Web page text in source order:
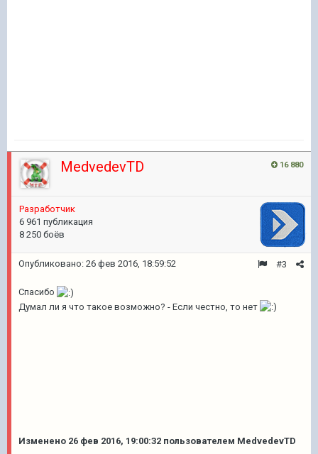
16 880
MedvedevTD
Разработчик
6 961 публикация
8 250 боёв
#3
Опубликовано: 26 фев 2016, 18:59:52
Спасибо
Думал ли я что такое возможно? - Если честно, то нет
Изменено 26 фев 2016, 19:00:32 пользователем MedvedevTD